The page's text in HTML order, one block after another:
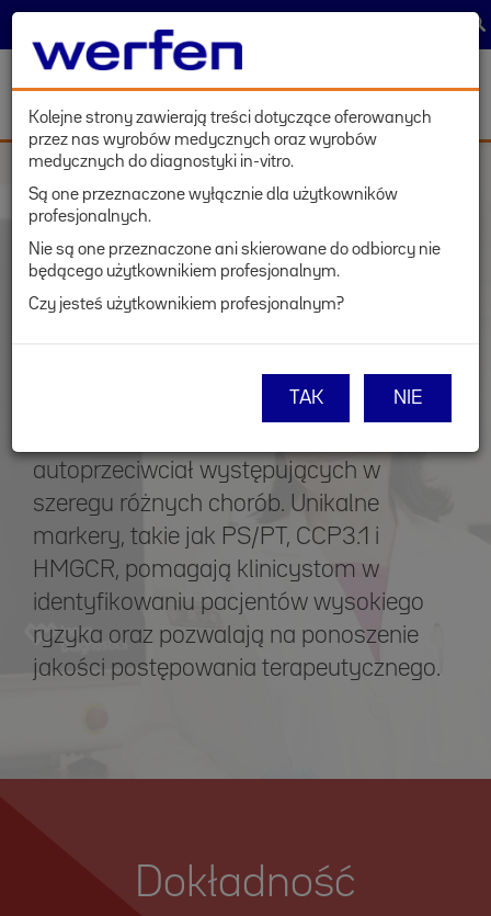
treści
Kolejne strony zawierają treści dotyczące oferowanych
przez nas wyrobów medycznych oraz wyrobów
medycznych do diagnostyki in-vitro.
Są one przeznaczone wyłącznie dla użytkowników
profesjonalnych.
Nie są one przeznaczone ani skierowane do odbiorcy nie
będącego użytkownikiem profesjonalnym.
Czy jesteś użytkownikiem profesjonalnym?
TAK NIE
ODCZYNNIKI
QUANTA Lite®
Testy QUANTA Lite umożliwiają
autoprzeciwciał występujących w
szeregu różnych chorób. Unikalne
markery, takie jak PS/PT, CCP3.1 i
HMGCR, pomagają klinicystom w
identyfikowaniu pacjentów wysokiego
ryzyka oraz pozwalają na ponoszenie
jakości postępowania terapeutycznego.
Dokładność